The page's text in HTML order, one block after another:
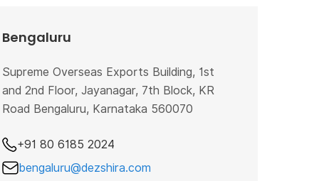
Bengaluru
Supreme Overseas Exports Building, 1st
and 2nd Floor, Jayanagar, 7th Block, KR
Road Bengaluru, Karnataka 560070
+91 80 6185 2024
bengaluru@dezshira.com